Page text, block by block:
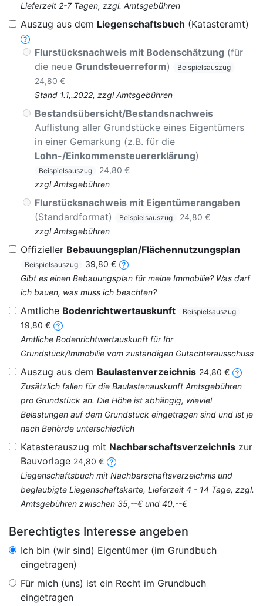
Lieferzeit 2-7 Tagen, zzgl. Amtsgebühren
Auszug aus dem Liegenschaftsbuch (Katasteramt)
Flurstücksnachweis mit Bodenschätzung (für
die neue Grundsteuerreform) Beispielsauszug
24,80 €
Stand 1.1,.2022, zzgl Amtsgebühren
Bestandsübersicht/Bestandsnachweis
Auflistung aller Grundstücke eines Eigentümers
in einer Gemarkung (z.B. für die
Lohn-/Einkommensteuererklärung)
Beispielsauszug
24,80 €
zzgl Amtsgebühren
Flurstücksnachweis mit Eigentümerangaben
(Standardformat)
Beispielsauszug
24,80 €
zzgl Amtsgebühren
Offizieller Bebauungsplan/Flächennutzungsplan
Beispielsauszug
39,80 €
Gibt es einen Bebauungsplan für meine Immobilie? Was darf
ich bauen, was muss ich beachten?
Amtliche Bodenrichtwertauskunft Beispielsauszug
19,80 €
Amtliche Bodenrichtwertauskunft für Ihr
Grundstück/Immobilie vom zuständigen Gutachterausschuss
Auszug aus dem Baulastenverzeichnis 24,80 €
Zusätzlich fallen für die Baulastenauskunft Amtsgebühren
pro Grundstück an. Die Höhe ist abhängig, wieviel
Belastungen auf dem Grundstück eingetragen sind und ist je
nach Behörde unterschiedlich
Katasterauszug mit Nachbarschaftsverzeichnis zur
Bauvorlage 24,80 €
Liegenschaftsbuch mit Nachbarschaftsverzeichnis und
beglaubigte Liegenschaftskarte, Lieferzeit 4 - 14 Tage, zzgl.
Amtsgebühren zwischen 35,--€ und 40,--€
Berechtigtes Interesse angeben
Ich bin (wir sind) Eigentümer (im Grundbuch
eingetragen)
Für mich (uns) ist ein Recht im Grundbuch
eingetragen